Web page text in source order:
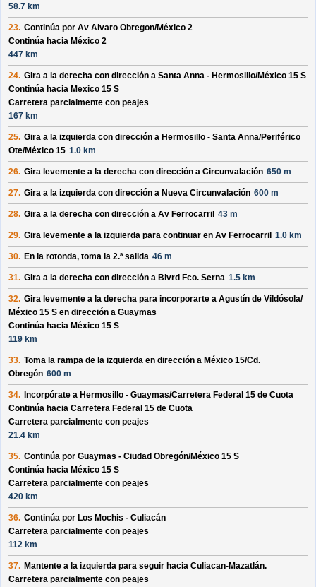
58.7 km
23. Continúa por Av Alvaro Obregon/México 2
Continúa hacia México 2
447 km
24. Gira a la derecha con dirección a Santa Anna - Hermosillo/México 15 S
Continúa hacia Mexico 15 S
Carretera parcialmente con peajes
167 km
25. Gira a la izquierda con dirección a Hermosillo - Santa Anna/Periférico
Ote/México 15 1.0 km
26. Gira levemente a la derecha con dirección a Circunvalación 650 m
27. Gira a la izquierda con dirección a Nueva Circunvalación 600 m
28. Gira a la derecha con dirección a Av Ferrocarril 43 m
29. Gira levemente a la izquierda para continuar en Av Ferrocarril 1.0 km
30. En la rotonda, toma la 2.ªsalida 46 m
31. Gira a la derecha con dirección a Blvrd Fco. Serna 1.5 km
32. Gira levemente a la derecha para incorporarte a Agustín de Vildósola/
México 15 S en dirección a Guaymas
Continúa hacia México 15 S
119 km
33. Toma la rampa de la izquierda en dirección a México 15/Cd.
Obregón 600 m
34. Incorpórate a Hermosillo - Guaymas/Carretera Federal 15 de Cuota
Continúa hacia Carretera Federal 15 de Cuota
Carretera parcialmente con peajes
21.4 km
35. Continúa por Guaymas - Ciudad Obregón/México 15 S
Continúa hacia México 15 S
Carretera parcialmente con peajes
420 km
36. Continúa por Los Mochis - Culiacán
Carretera parcialmente con peajes
112 km
37. Mantente a la izquierda para seguir hacia Culiacan-Mazatlán.
Carretera parcialmente con peajes